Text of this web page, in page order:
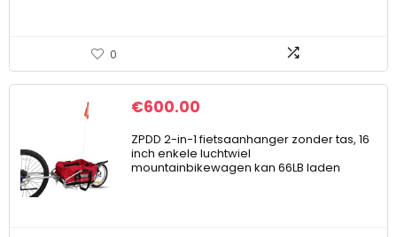
0
€600.00
ZPDD 2-in-1 fietsaanhanger zonder tas, 16
inch enkele luchtwiel
mountainbikewagen kan 66LB laden